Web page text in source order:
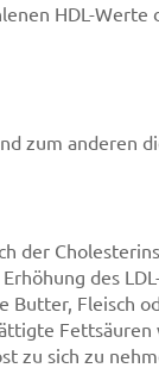
HDL-Werte
zum anderen
der
des
Fleisch
Fettsäuren
zu sich zu